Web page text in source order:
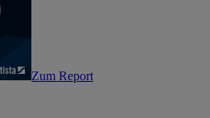
Zum Report